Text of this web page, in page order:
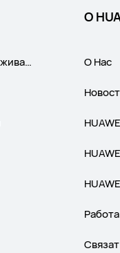
Адрес центра сервистого обслуживания
О
О Нас